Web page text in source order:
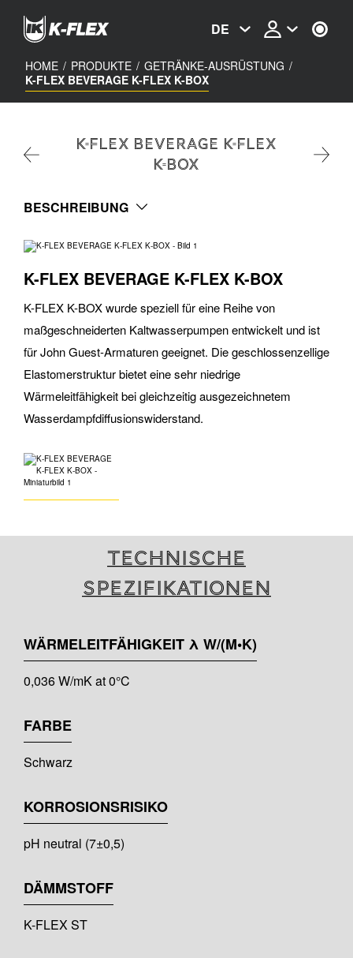
content
DE
HOME / PRODUKTE / GETRÄNKE-AUSRÜSTUNG /
K-FLEX BEVERAGE K-FLEX K-BOX
K-FLEX BEVERAGE K-FLEX
K-BOX
BESCHREIBUNG
K-FLEX BEVERAGE K-FLEX K-BOX
K-FLEX K-BOX wurde speziell für eine Reihe von
maßgeschneiderten Kaltwasserpumpen entwickelt und ist
für John Guest-Armaturen geeignet. Die geschlossenzellige
Elastomerstruktur bietet eine sehr niedrige
Wärmeleitfähigkeit bei gleichzeitig ausgezeichnetem
Wasserdampfdiffusionswiderstand.
Technische
Spezifikationen
WÄRMELEITFÄHIGKEIT λ W/(M•K)
0,036 W/mK at 0°C
FARBE
Schwarz
KORROSIONSRISIKO
pH neutral (7±0,5)
DÄMMSTOFF
K-FLEX ST